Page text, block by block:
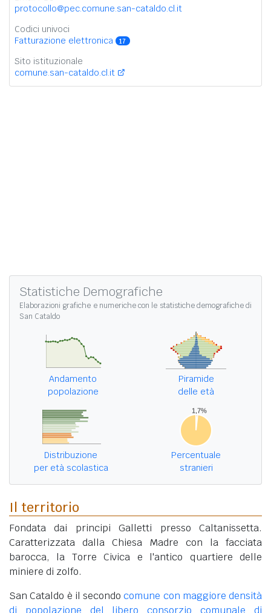
protocollo@pec.comune.san-cataldo.cl.it
Codici univoci
Fatturazione elettronica
17
Sito istituzionale
comune.san-cataldo.cl.it
Statistiche Demografiche
Elaborazioni grafiche e numeriche con le statistiche demografiche di
San Cataldo
Andamento
popolazione
Piramide
delle età
Distribuzione
per età scolastica
Percentuale
stranieri
Il territorio
Fondata dai principi Galletti presso Caltanissetta.
Caratterizzata dalla Chiesa Madre con la facciata
barocca, la Torre Civica e l'antico quartiere delle
miniere di zolfo.
San Cataldo è il secondocomune con maggiore densità